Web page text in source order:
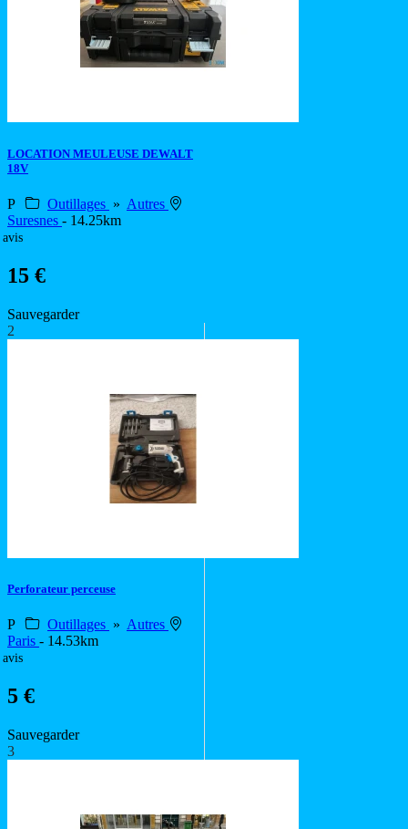
LOCATION MEULEUSE DEWALT
18V
P Outillages » Autres
Suresnes - 14.25km
avis
15 €
Sauvegarder
2
Perforateur perceuse
P Outillages » Autres
Paris - 14.53km
avis
5 €
Sauvegarder
3